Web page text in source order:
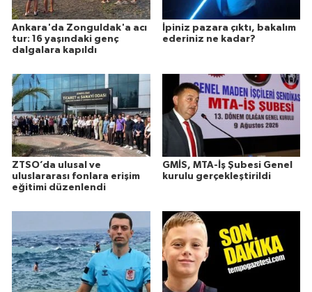
Ankara'da Zonguldak'a acı
tur: 16 yaşındaki genç
dalgalara kapıldı
İpiniz pazara çıktı, bakalım
ederiniz ne kadar?
ZTSO’da ulusal ve
uluslararası fonlara erişim
eğitimi düzenlendi
GMİS, MTA-İş Şubesi Genel
kurulu gerçekleştirildi